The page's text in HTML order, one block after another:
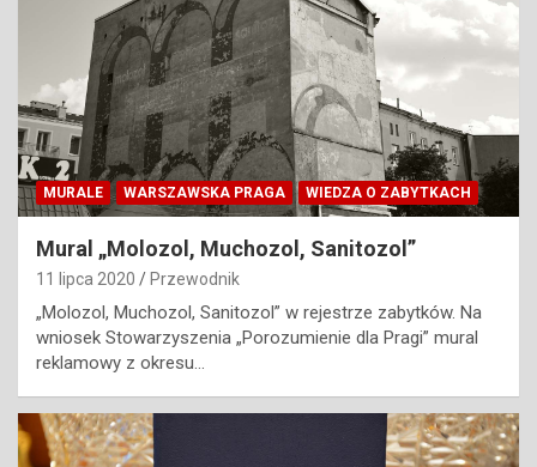
MURALE WARSZAWSKA PRAGA WIEDZA O ZABYTKACH
Mural „Molozol, Muchozol, Sanitozol”
11 lipca 2020 Przewodnik
„Molozol, Muchozol, Sanitozol” w rejestrze zabytków. Na
wniosek Stowarzyszenia „Porozumienie dla Pragi” mural
reklamowy z okresu…